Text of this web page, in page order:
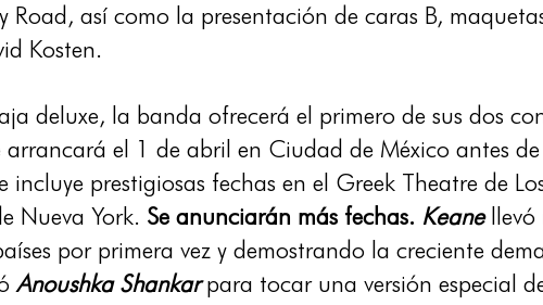
Road, así como la presentación de caras B,
Kosten.
deluxe, la banda ofrecerá el primero de sus dos
el 1 de abril en Ciudad de México antes
incluye prestigiosas fechas en el Greek Theatre de
Nueva York. Se anunciarán más fechas. Keanellevó
por primera vez y demostrando la creciente
Anoushka Shankarpara tocar una versión especial